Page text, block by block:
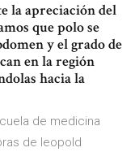
la apreciación del
que polo se
y el grado de
en la región
hacia la
de medicina
de leopold